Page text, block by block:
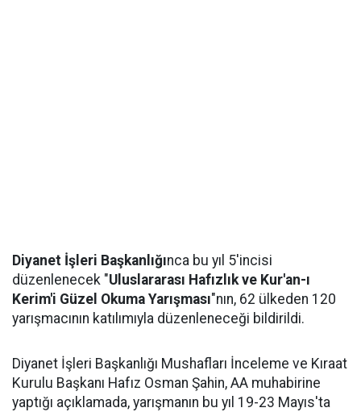
Diyanet İşleri Başkanlığınca bu yıl 5'incisi
düzenlenecek "Uluslararası Hafızlık ve Kur'an-ı
Kerim'i Güzel Okuma Yarışması"nın, 62 ülkeden 120
yarışmacının katılımıyla düzenleneceği bildirildi.
Diyanet İşleri Başkanlığı Mushafları İnceleme ve Kıraat
Kurulu Başkanı Hafız Osman Şahin, AA muhabirine
yaptığı açıklamada, yarışmanın bu yıl 19-23 Mayıs'ta